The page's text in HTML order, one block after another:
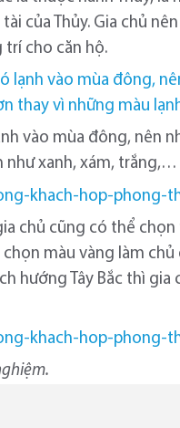
của Thủy. Gia chủ
cho căn hộ.
vào mùa đông, nên
như xanh, xám, trắng,…
chủ cũng có thể
màu vàng làm
hướng Tây Bắc thì